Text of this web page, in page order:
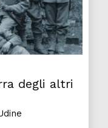
degli altri